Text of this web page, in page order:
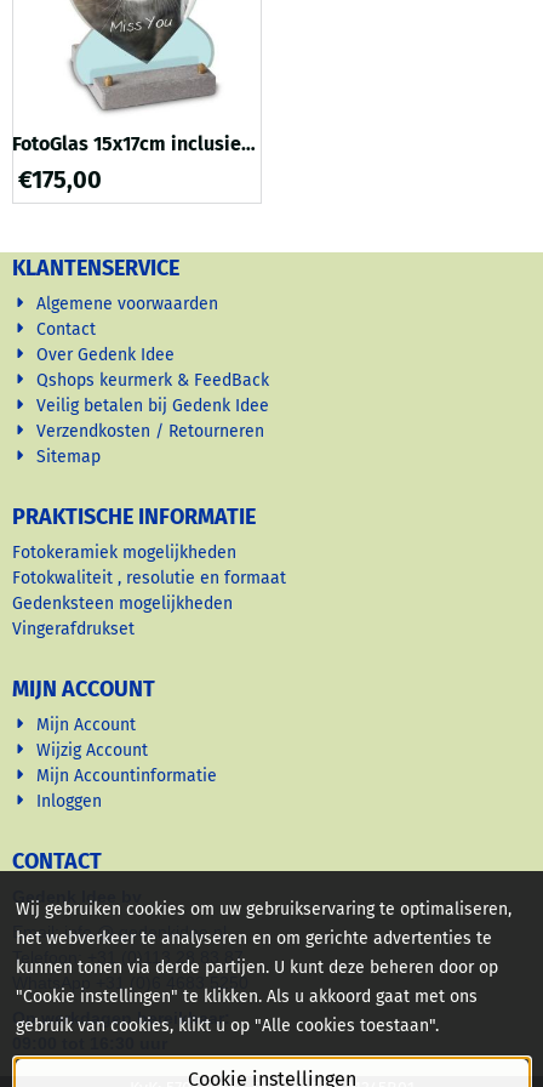
FotoGlas 15x17cm inclusief
Tekst + Foto: Poes
€175,00
KLANTENSERVICE
Algemene voorwaarden
Contact
Over Gedenk Idee
Qshops keurmerk & FeedBack
Veilig betalen bij Gedenk Idee
Verzendkosten / Retourneren
Sitemap
PRAKTISCHE INFORMATIE
Fotokeramiek mogelijkheden
Fotokwaliteit , resolutie en formaat
Gedenksteen mogelijkheden
Vingerafdrukset
MIJN ACCOUNT
Mijn Account
Wijzig Account
Mijn Accountinformatie
Inloggen
CONTACT
Gedenk Idee bv
Email: info @ gedenkidee nl
Telefoon: +31 (0)113 28 83 87
WhatsApp +31 (0)6 4683 5250
Op werkdagen bereikbaar:
Wij gebruiken cookies om uw gebruikservaring te optimaliseren,
het webverkeer te analyseren en om gerichte advertenties te
kunnen tonen via derde partijen. U kunt deze beheren door op
"Cookie instellingen" te klikken. Als u akkoord gaat met ons
gebruik van cookies, klikt u op "Alle cookies toestaan".
Cookie instellingen